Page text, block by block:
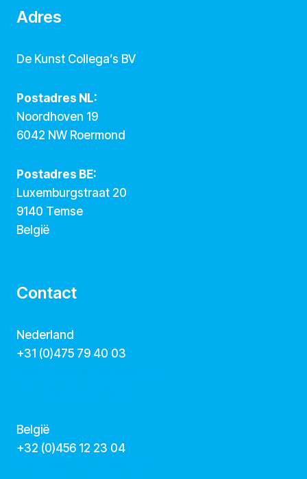
Adres
De Kunst Collega’s BV
Postadres NL:
Noordhoven 19
6042 NW Roermond
Postadres BE:
Luxemburgstraat 20
9140 Temse
België
Contact
Nederland
+31 (0)475 79 40 03
België
‭+32 (0)456 12 23 04‬